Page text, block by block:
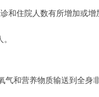
和住院人数有所增加或增
和营养物质输送到全身非